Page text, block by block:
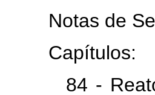
Notas de
Capítulos:
84 -